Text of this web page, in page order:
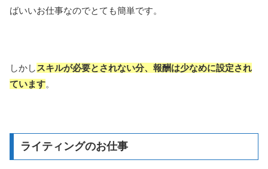
ばいいお仕事なのでとても簡単です。
しかし スキルが必要とされない分、報酬は少なめに設定され
ています。
ライティングのお仕事